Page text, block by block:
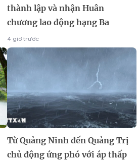
thành lập và nhận Huân
chương lao động hạng Ba
4 giờ trước
Từ Quảng Ninh đến Quảng Trị
chủ động ứng phó với áp thấp